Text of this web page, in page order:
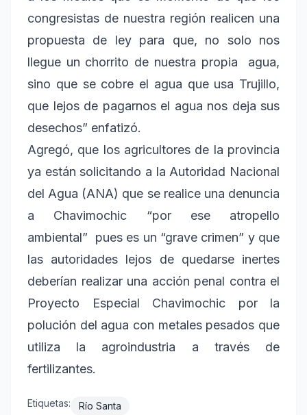
congresistas de nuestra región realicen una
propuesta de ley para que, no solo nos
llegue un chorrito de nuestra propia agua,
sino que se cobre el agua que usa Trujillo,
que lejos de pagarnos el agua nos deja sus
desechos” enfatizó.
Agregó, que los agricultores de la provincia
ya están solicitando a la Autoridad Nacional
del Agua (ANA) que se realice una denuncia
a Chavimochic “por ese atropello
ambiental” pues es un “grave crimen” y que
las autoridades lejos de quedarse inertes
deberían realizar una acción penal contra el
Proyecto Especial Chavimochic por la
polución del agua con metales pesados que
utiliza la agroindustria a través de
fertilizantes.
Etiquetas: Río Santa